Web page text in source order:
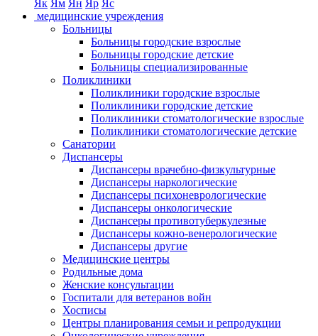
Як Ям Ян Яр Яс
медицинские учреждения
Больницы
Больницы городские взрослые
Больницы городские детские
Больницы специализированные
Поликлиники
Поликлиники городские взрослые
Поликлиники городские детские
Поликлиники стоматологические взрослые
Поликлиники стоматологические детские
Санатории
Диспансеры
Диспансеры врачебно-физкультурные
Диспансеры наркологические
Диспансеры психоневрологические
Диспансеры онкологические
Диспансеры противотуберкулезные
Диспансеры кожно-венерологические
Диспансеры другие
Медицинские центры
Родильные дома
Женские консультации
Госпитали для ветеранов войн
Хосписы
Центры планирования семьи и репродукции